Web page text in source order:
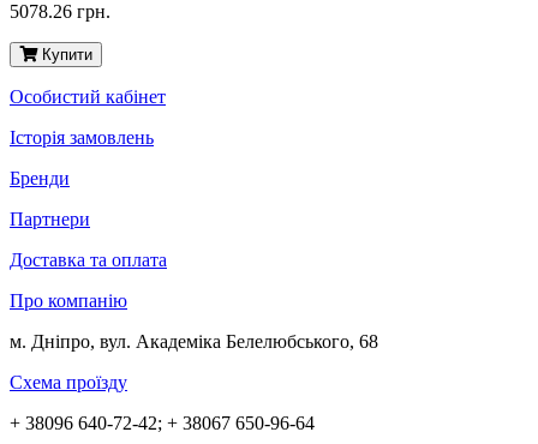
5078.26 грн.
Купити
Особистий кабінет
Історія замовлень
Бренди
Партнери
Доставка та оплата
Про компанію
м. Дніпро, вул. Академіка Белелюбського, 68
Схема проїзду
+ 38096 640-72-42; + 38067 650-96-64